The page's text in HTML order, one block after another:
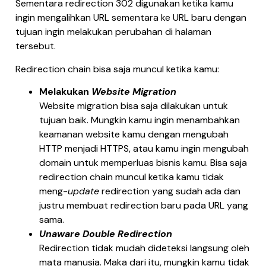
Sementara redirection 302 digunakan ketika kamu
ingin mengalihkan URL sementara ke URL baru dengan
tujuan ingin melakukan perubahan di halaman
tersebut.
Redirection chain bisa saja muncul ketika kamu:
Melakukan Website Migration
Website migration bisa saja dilakukan untuk
tujuan baik. Mungkin kamu ingin menambahkan
keamanan website kamu dengan mengubah
HTTP menjadi HTTPS, atau kamu ingin mengubah
domain untuk memperluas bisnis kamu. Bisa saja
redirection chain muncul ketika kamu tidak
meng-updateredirection yang sudah ada dan
justru membuat redirection baru pada URL yang
sama.
Unaware Double Redirection
Redirection tidak mudah dideteksi langsung oleh
mata manusia. Maka dari itu, mungkin kamu tidak